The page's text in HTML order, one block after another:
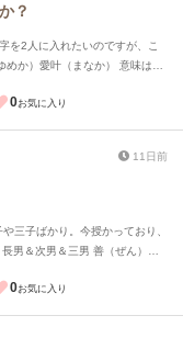
？
を2人に入れたいのですが、こ
か）愛叶（まなか） 意味は夢
0お気に入り
11日前
三子ばかり。今授かっており、
は、 絃（げん）くん＆琴（こ
0お気に入り